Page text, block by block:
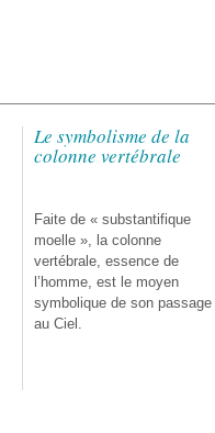
Le symbolisme de la
colonne vertébrale
Faite de « substantifique
moelle », la colonne
vertébrale, essence de
l’homme, est le moyen
symbolique de son passage
au Ciel.